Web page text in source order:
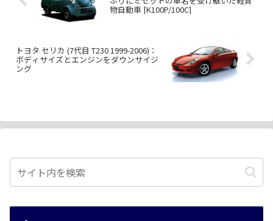
物自動車 [K100P/100C]
トヨタ セリカ (7代目 T230 1999-2006)：
ボディサイズとエンジンをダウンサイジ
ング